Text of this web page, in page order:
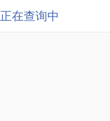
正在查询中